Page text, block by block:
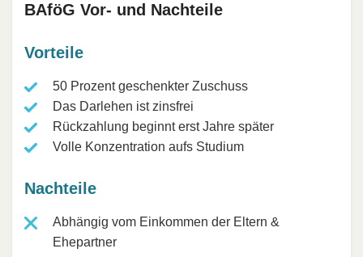
BAföG Vor- und Nachteile
Vorteile
50 Prozent geschenkter Zuschuss
Das Darlehen ist zinsfrei
Rückzahlung beginnt erst Jahre später
Volle Konzentration aufs Studium
Nachteile
Abhängig vom Einkommen der Eltern &
Ehepartner